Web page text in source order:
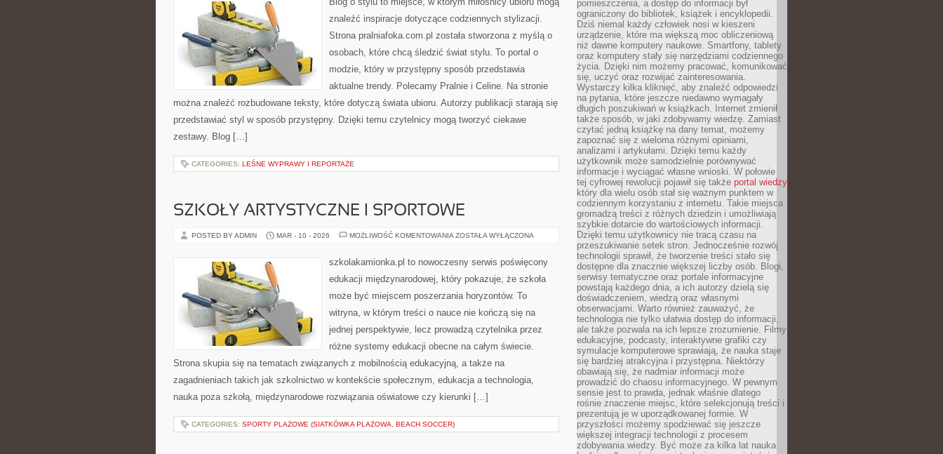
znaleźć inspiracje dotyczące codziennych stylizacji.
Strona pralniafoka.com.pl została stworzona z myślą o
osobach, które chcą śledzić świat stylu. To portal o
modzie, który w przystępny sposób przedstawia
aktualne trendy. Polecamy Pralnie i Celine. Na stronie
można znaleźć rozbudowane teksty, które dotyczą świata ubioru. Autorzy publikacji starają się
przedstawiać styl w sposób przystępny. Dzięki temu czytelnicy mogą tworzyć ciekawe
zestawy. Blog […]
CATEGORIES: LEŚNE WYPRAWY I REPORTAŻE
SZKOŁY ARTYSTYCZNE I SPORTOWE
POSTED BY ADMIN MAR - 10 - 2026 MOŻLIWOŚĆ KOMENTOWANIA SZKOŁY
SPORTOWE
ZOSTAŁA WYŁĄCZONA
szkolakamionka.pl to nowoczesny serwis poświęcony
edukacji międzynarodowej, który pokazuje, że szkoła
może być miejscem poszerzania horyzontów. To
witryna, w którym treści o nauce nie kończą się na
jednej perspektywie, lecz prowadzą czytelnika przez
różne systemy edukacji obecne na całym świecie.
Strona skupia się na tematach związanych z mobilnością edukacyjną, a także na
zagadnieniach takich jak szkolnictwo w kontekście społecznym, edukacja a technologia,
nauka poza szkołą, międzynarodowe rozwiązania oświatowe czy kierunki […]
CATEGORIES: SPORTY PLAŻOWE (SIATKÓWKA PLAŻOWA, BEACH SOCCER)
pomieszczenia, a dostęp do informacji był
ograniczony do bibliotek, książek i encyklopedii.
Dziś niemal każdy człowiek nosi w kieszeni
urządzenie, które ma większą moc obliczeniową
niż dawne komputery naukowe. Smartfony, tablety
oraz komputery stały się narzędziami codziennego
życia. Dzięki nim możemy pracować, komunikować
się, uczyć oraz rozwijać zainteresowania.
Wystarczy kilka kliknięć, aby znaleźć odpowiedzi
na pytania, które jeszcze niedawno wymagały
długich poszukiwań w książkach. Internet zmienił
także sposób, w jaki zdobywamy wiedzę. Zamiast
czytać jedną książkę na dany temat, możemy
zapoznać się z wieloma różnymi opiniami,
analizami i artykułami. Dzięki temu każdy
użytkownik może samodzielnie porównywać
informacje i wyciągać własne wnioski. W połowie
tej cyfrowej rewolucji pojawił się także portal wiedzy
który dla wielu osób stał się ważnym punktem w
codziennym korzystaniu z internetu. Takie miejsca
gromadzą treści z różnych dziedzin i umożliwiają
szybkie dotarcie do wartościowych informacji.
Dzięki temu użytkownicy nie tracą czasu na
przeszukiwanie setek stron. Jednocześnie rozwój
technologii sprawił, że tworzenie treści stało się
dostępne dla znacznie większej liczby osób. Blogi,
serwisy tematyczne oraz portale informacyjne
powstają każdego dnia, a ich autorzy dzielą się
doświadczeniem, wiedzą oraz własnymi
obserwacjami. Warto również zauważyć, że
technologia nie tylko ułatwia dostęp do informacji,
ale także pozwala na ich lepsze zrozumienie. Filmy
edukacyjne, podcasty, interaktywne grafiki czy
symulacje komputerowe sprawiają, że nauka staje
się bardziej atrakcyjna i przystępna. Niektórzy
obawiają się, że nadmiar informacji może
prowadzić do chaosu informacyjnego. W pewnym
sensie jest to prawda, jednak właśnie dlatego
rośnie znaczenie miejsc, które selekcjonują treści i
prezentują je w uporządkowanej formie. W
przyszłości możemy spodziewać się jeszcze
większej integracji technologii z procesem
zdobywania wiedzy. Być może za kilka lat nauka